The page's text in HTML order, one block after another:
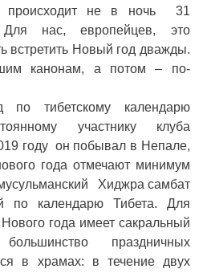
происходит не в ночь 31
нас, европейцев, это
встретить Новый год дважды.
канонам, а потом – по-
по тибетскому календарю
участнику клуба
году он побывал в Непале,
года отмечают минимум
Хиджра самбат
по календарю Тибета. Для
года имеет сакральный
праздничных
в храмах: в течение двух